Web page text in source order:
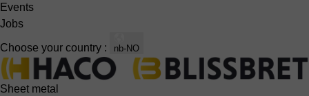
Events
Jobs
Choose your country : nb-NO
Sheet metal